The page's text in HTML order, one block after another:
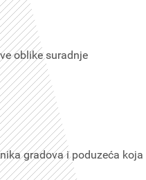
oblike suradnje
gradova i poduzeća